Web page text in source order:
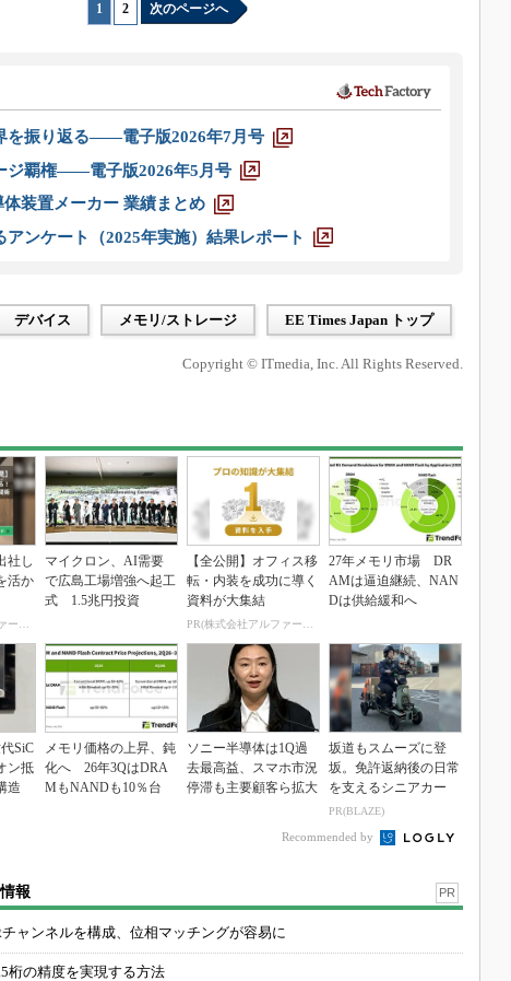
1 2 次のページへ
を振り返る――電子版2026年7月号
ジ覇権――電子版2026年5月号
装置メーカー 業績まとめ
ンケート（2025年実施）結果レポート
デバイス メモリ/ストレージ EE Times Japan トップ
Copyright © ITmedia, Inc. All Rights Reserved.
社し
活か
PR(株式会社アルファーテクノ)
マイクロン、AI需要
で広島工場増強へ起工
式 1.5兆円投資
【全公開】オフィス移
転・内装を成功に導く
資料が大集結
PR(株式会社アルファーテクノ)
27年メモリ市場 DR
AMは逼迫継続、NAN
Dは供給緩和へ
SiC
ン抵
造
メモリ価格の上昇、鈍
化へ 26年3QはDRA
MもNANDも10％台
ソニー半導体は1Q過
去最高益、スマホ市況
停滞も主要顧客ら拡大
坂道もスムーズに登
坂。免許返納後の日常
を支えるシニアカー
PR(BLAZE)
Recommended by
報 PR
ャンネルを構成、位相マッチングが容易に
桁の精度を実現する方法